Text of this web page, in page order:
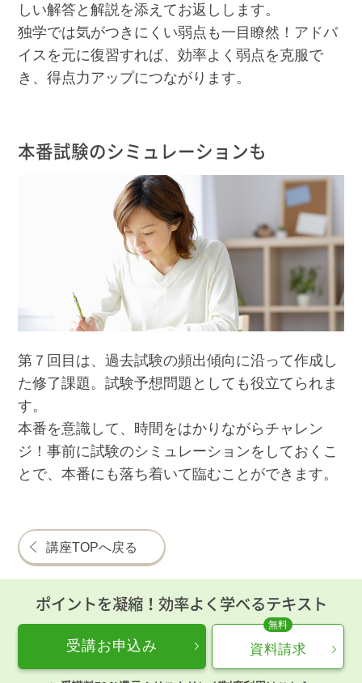
しい解答と解説を添えてお返しします。
独学では気がつきにくい弱点も一目瞭然！アドバ
イスを元に復習すれば、効率よく弱点を克服で
き、得点力アップにつながります。
本番試験のシミュレーションも
第７回目は、過去試験の頻出傾向に沿って作成し
た修了課題。試験予想問題としても役立てられま
す。
本番を意識して、時間をはかりながらチャレン
ジ！事前に試験のシミュレーションをしておくこ
とで、本番にも落ち着いて臨むことができます。
講座TOPへ戻る
ポイントを凝縮！効率よく学べるテキスト
受講お申込み 資料請求